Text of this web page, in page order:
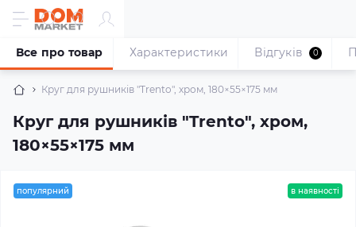
Круг для рушників "Trento", хром, 180×55×175 мм
Круг для рушників "Trento", хром,
180×55×175 мм
Все про товар Характеристики Відгуків 0
популярний в наявності